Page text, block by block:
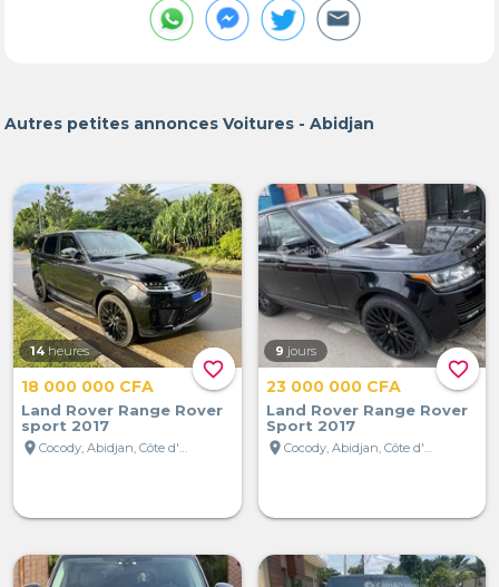
Autres petites annonces Voitures - Abidjan
favorite_border
14 heures
18 000 000 CFA
Land Rover Range Rover
sport 2017
location_on
Cocody, Abidjan, Côte d'Ivoire
favorite_border
9 jours
23 000 000 CFA
Land Rover Range Rover
Sport 2017
location_on
Cocody, Abidjan, Côte d'Ivoire